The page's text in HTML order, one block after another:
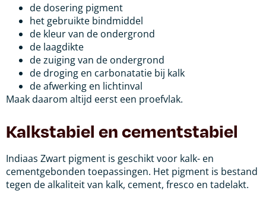
de dosering pigment
het gebruikte bindmiddel
de kleur van de ondergrond
de laagdikte
de zuiging van de ondergrond
de droging en carbonatatie bij kalk
de afwerking en lichtinval
Maak daarom altijd eerst een proefvlak.
Kalkstabiel en cementstabiel
Indiaas Zwart pigment is geschikt voor kalk- en
cementgebonden toepassingen. Het pigment is bestand
tegen de alkaliteit van kalk, cement, fresco en tadelakt.